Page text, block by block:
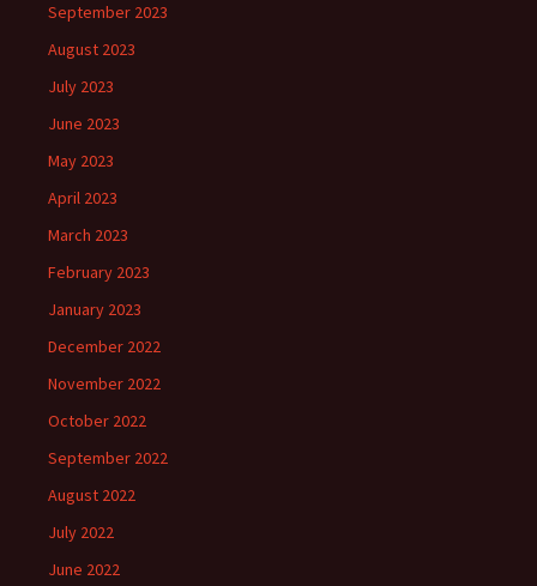
September 2023
August 2023
July 2023
June 2023
May 2023
April 2023
March 2023
February 2023
January 2023
December 2022
November 2022
October 2022
September 2022
August 2022
July 2022
June 2022